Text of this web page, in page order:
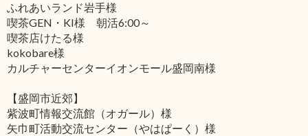
ふれあいランド岩手様
喫茶GEN・KI様 朝活6:00～
喫茶店けたる様
kokobare様
カルチャーセンターイオンモール盛岡南様
【盛岡市近郊】
紫波町情報交流館（オガール）様
矢巾町活動交流センター（やはぱーく）様